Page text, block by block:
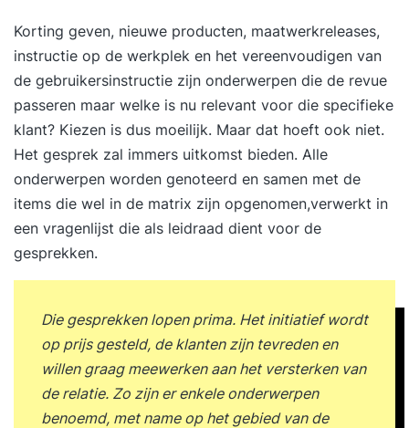
Korting geven, nieuwe producten, maatwerkreleases,
instructie op de werkplek en het vereenvoudigen van
de gebruikersinstructie zijn onderwerpen die de revue
passeren maar welke is nu relevant voor die specifieke
klant? Kiezen is dus moeilijk. Maar dat hoeft ook niet.
Het gesprek zal immers uitkomst bieden. Alle
onderwerpen worden genoteerd en samen met de
items die wel in de matrix zijn opgenomen,verwerkt in
een vragenlijst die als leidraad dient voor de
gesprekken.
Die gesprekken lopen prima. Het initiatief wordt
op prijs gesteld, de klanten zijn tevreden en
willen graag meewerken aan het versterken van
de relatie. Zo zijn er enkele onderwerpen
benoemd, met name op het gebied van de